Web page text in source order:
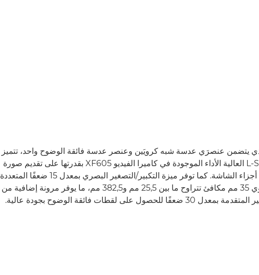
يتضمن عنصرَي عدسة شبه كرويَين وعنصر عدسة فائقة الوضوح واحد، تتميز
عدسة 4K من الفئة L-Series العالية الأداء الموجودة في كاميرا الفيديو XF605 بقدرتها على تقديم صورة
ذات جودة مذهلة في جميع أجزاء الشاشة. كما توفر ميزة التكبير/التصغير البصري بمعدل 15 ضعفًا المتعددة
المزايا إمكانية وصول تساوي 35 مم مكافئ تتراوح ما بين 25,5 مم و382,5 مم، ما يوفر مرونة إضافية من
على لقطات فائقة الوضوح بجودة عالية.